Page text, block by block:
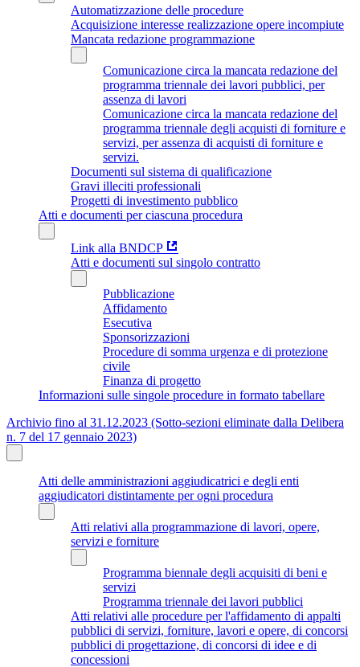
Automatizzazione delle procedure
Acquisizione interesse realizzazione opere incompiute
Mancata redazione programmazione
Comunicazione circa la mancata redazione del
programma triennale dei lavori pubblici, per
assenza di lavori
Comunicazione circa la mancata redazione del
programma triennale degli acquisti di forniture e
servizi, per assenza di acquisti di forniture e
servizi.
Documenti sul sistema di qualificazione
Gravi illeciti professionali
Progetti di investimento pubblico
Atti e documenti per ciascuna procedura
Link alla BNDCP
Atti e documenti sul singolo contratto
Pubblicazione
Affidamento
Esecutiva
Sponsorizzazioni
Procedure di somma urgenza e di protezione
civile
Finanza di progetto
Informazioni sulle singole procedure in formato tabellare
Archivio fino al 31.12.2023 (Sotto-sezioni eliminate dalla Delibera
n. 7 del 17 gennaio 2023)
Atti delle amministrazioni aggiudicatrici e degli enti
aggiudicatori distintamente per ogni procedura
Atti relativi alla programmazione di lavori, opere,
servizi e forniture
Programma biennale degli acquisiti di beni e
servizi
Programma triennale dei lavori pubblici
Atti relativi alle procedure per l'affidamento di appalti
pubblici di servizi, forniture, lavori e opere, di concorsi
pubblici di progettazione, di concorsi di idee e di
concessioni